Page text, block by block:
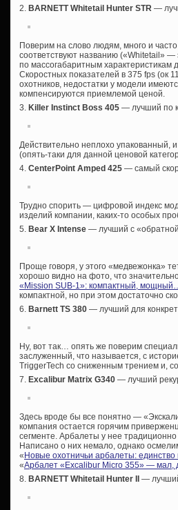
2. BARNETT Whitetail Hunter STR —
Поверим на слово людям, много и
соответствуют названию («Whitetail» —
по массогабаритным
Скоростных показателей в 375 fps (ок
охотников, недостатки у модели
компенсируются приемлемой ценой.
3. Killer Instinct Boss 405 — лучший по
Действительно неплохо упакованный,
(опять-таки для данной ценовой
4. CenterPoint Amped 425 — самый
Трудно спорить — цифровой индекс
изделий компании, каких-то особых
5. Bear X Intense — лучший с
Проще говоря, у этого «медвежонка»
хорошо видно на фото, что
«Mission SUB-1»: компактный,
компактной, но при этом достаточно
6. Barnett TS 380 — лучший для
Ну, вот так… опять же поверим
заслуженный, что называется, с
TriggerTech со сниженным трением и,
7. Excalibur Matrix G340 — лучший
Здесь вроде бы все понятно —
компания остается горячим
сегменте. Арбалеты у нее
Написано о них немало, однако
«Новые охотничьи арбалеты:
«Арбалет «Excalibur Micro 355» — мал,
8. BARNETT Whitetail Hunter II —